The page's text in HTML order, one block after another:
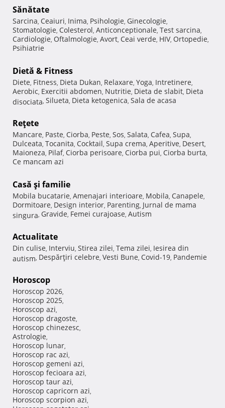
Sănătate
Sarcina, Ceaiuri, Inima, Psihologie, Ginecologie,
Stomatologie, Colesterol, Anticonceptionale, Test sarcina,
Cardiologie, Oftalmologie, Avort, Ceai verde, HIV, Ortopedie,
Psihiatrie
Dietă & Fitness
Diete, Fitness, Dieta Dukan, Relaxare, Yoga, Intretinere,
Aerobic, Exercitii abdomen, Nutritie, Dieta de slabit, Dieta
disociata, Silueta, Dieta ketogenica, Sala de acasa
Reţete
Mancare, Paste, Ciorba, Peste, Sos, Salata, Cafea, Supa,
Dulceata, Tocanita, Cocktail, Supa crema, Aperitive, Desert,
Maioneza, Pilaf, Ciorba perisoare, Ciorba pui, Ciorba burta,
Ce mancam azi
Casă şi familie
Mobila bucatarie, Amenajari interioare, Mobila, Canapele,
Dormitoare, Design interior, Parenting, Jurnal de mama
singura, Gravide, Femei curajoase, Autism
Actualitate
Din culise, Interviu, Stirea zilei, Tema zilei, Iesirea din
autism, Despărţiri celebre, Vesti Bune, Covid-19, Pandemie
Horoscop
Horoscop 2026,
Horoscop 2025,
Horoscop azi,
Horoscop dragoste,
Horoscop chinezesc,
Astrologie,
Horoscop lunar,
Horoscop rac azi,
Horoscop gemeni azi,
Horoscop fecioara azi,
Horoscop taur azi,
Horoscop capricorn azi,
Horoscop scorpion azi,